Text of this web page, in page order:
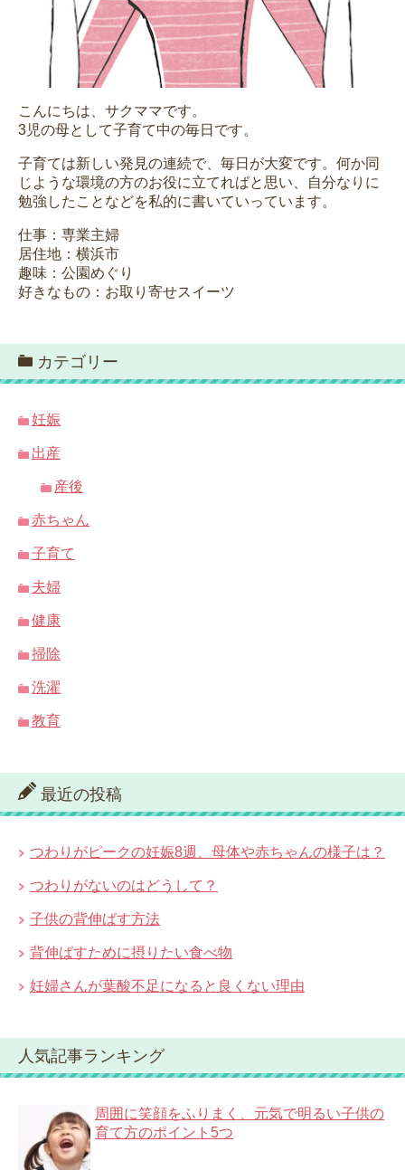
こんにちは、サクママです。
3児の母として子育て中の毎日です。
子育ては新しい発見の連続で、毎日が大変です。何か同
じような環境の方のお役に立てればと思い、自分なりに
勉強したことなどを私的に書いていっています。
仕事：専業主婦
居住地：横浜市
趣味：公園めぐり
好きなもの：お取り寄せスイーツ
カテゴリー
妊娠
出産
産後
赤ちゃん
子育て
夫婦
健康
掃除
洗濯
教育
最近の投稿
つわりがピークの妊娠8週、母体や赤ちゃんの様子は？
つわりがないのはどうして？
子供の背伸ばす方法
背伸ばすために摂りたい食べ物
妊婦さんが葉酸不足になると良くない理由
人気記事ランキング
周囲に笑顔をふりまく、元気で明るい子供の
育て方のポイント5つ